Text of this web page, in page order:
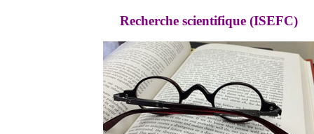
Recherche scientifique (ISEFC)